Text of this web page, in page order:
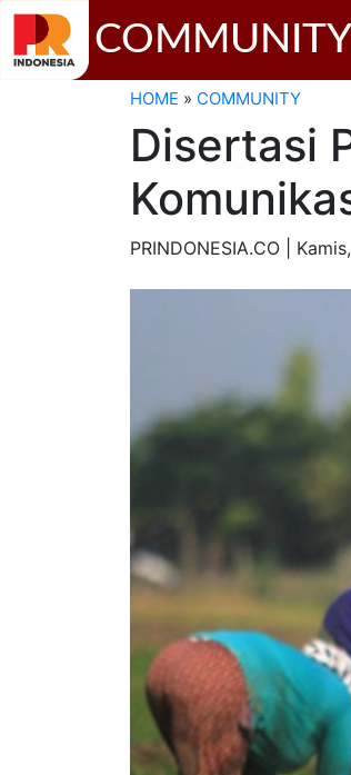
COMMUNITY
HOME » COMMUNITY
Disertasi
PRINDONESIA.CO | Kamis,